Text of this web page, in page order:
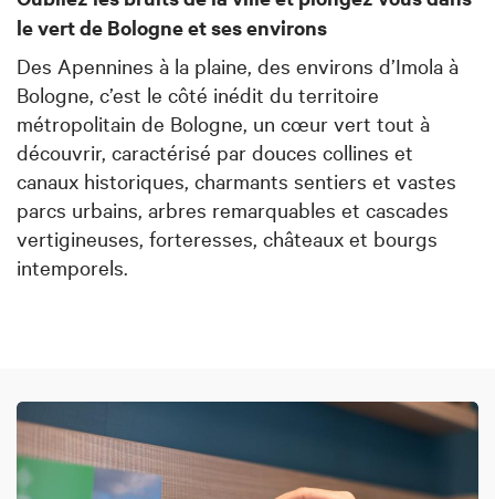
le vert de Bologne et ses environs
Des Apennines à la plaine, des environs d’Imola à
Bologne, c’est le côté inédit du territoire
métropolitain de Bologne, un cœur vert tout à
découvrir, caractérisé par douces collines et
canaux historiques, charmants sentiers et vastes
parcs urbains, arbres remarquables et cascades
vertigineuses, forteresses, châteaux et bourgs
intemporels.